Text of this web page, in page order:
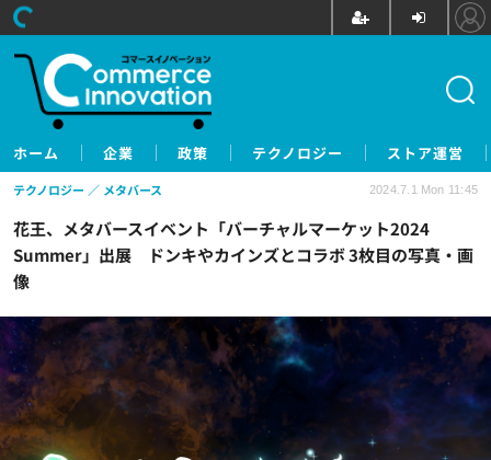
ホーム 企業 政策 テクノロジー ストア運営
花王、メタバースイベント「バーチャルマーケット2024
Summer」出展 ドンキやカインズとコラボ 3枚目の写真・画
像
テクノロジー メタバース 2024.7.1 Mon 11:45